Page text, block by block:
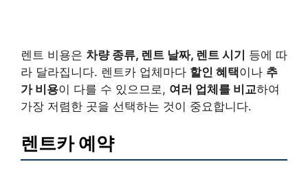
렌트 비용은 차량 종류, 렌트 날짜, 렌트 시기
등에 따
라 달라집니다. 렌트카 업체마다 할인 혜택이나 추
가 비용이 다를 수 있으므로, 여러 업체를 비교하여
가장 저렴한 곳을 선택하는 것이 중요합니다.
렌트카 예약